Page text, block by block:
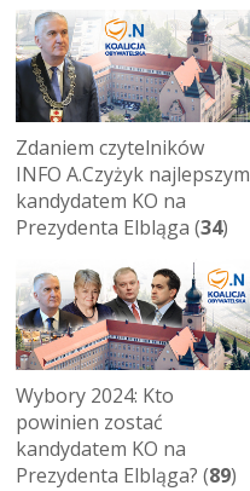
Zdaniem czytelników
INFO A.Czyżyk najlepszym
kandydatem KO na
Prezydenta Elbląga (34)
Wybory 2024: Kto
powinien zostać
kandydatem KO na
Prezydenta Elbląga? (89)